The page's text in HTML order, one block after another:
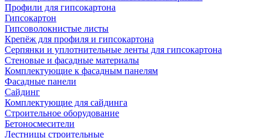
Профили для гипсокартона
Гипсокартон
Гипсоволокнистые листы
Крепёж для профиля и гипсокартона
Серпянки и уплотнительные ленты для гипсокартона
Стеновые и фасадные материалы
Комплектующие к фасадным панелям
Фасадные панели
Сайдинг
Комплектующие для сайдинга
Строительное оборудование
Бетоносмесители
Лестницы строительные